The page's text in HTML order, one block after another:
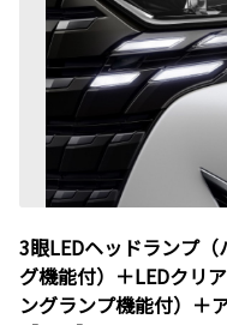
3眼LEDヘッドランプ
グ機能付）＋LEDクリ
ングランプ機能付）＋